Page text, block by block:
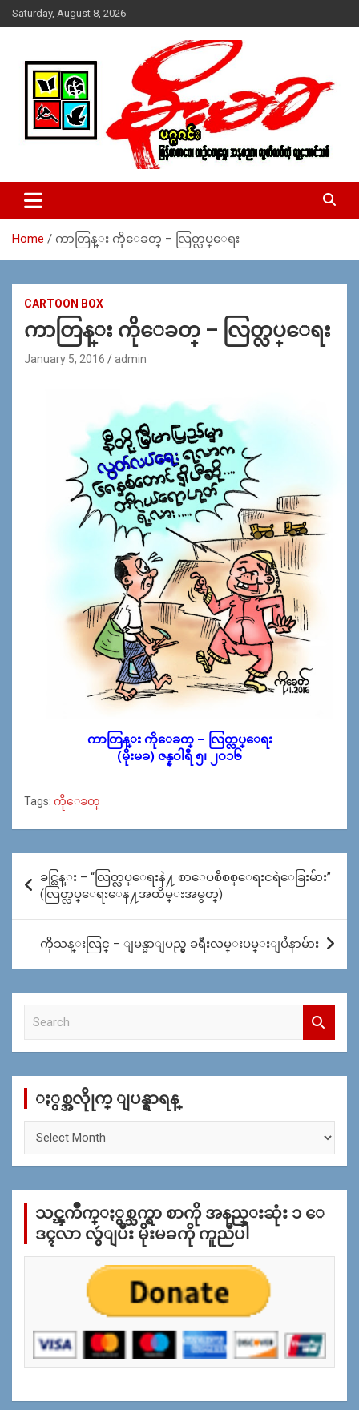
Skip
to
Saturday, August 8, 2026
MoeMaKa Burmese News &
Media
ယ္ေရး – အမွတ္ ၂၅၄၊ ပထပ္၊ လမ္း ၄၀၊ ေက်ာက္တံတား၊ ရန္ကုန္။
(ဖုုံး – ၀၉ ၂၅၂ ၂၄၉ ၀၉၄ ၊ ၀၉ ၄၂၁ ၇၄၃ ၇၅၃ ၊ ၀၉ ၅၀၄ ၁၀ ၅၈) ျ
ဇာေစ်းသစ္ ။ ၀၉ ၇၈၆၈၃၇ ၃၀၅ / ၀၉ ၉၆၃၆၉၉၈၃၄
Home ကာတြန္း ကိုေခတ္ – လြတ္လပ္ေရး
CARTOON BOX
ကာတြန္း ကိုေခတ္ – လြတ္လပ္ေရး
January 5, 2016 admin
ကာတြန္း ကိုေခတ္ – လြတ္လပ္ေရး
(မိုးမခ) ဇန္န၀ါရီ ၅၊ ၂၀၁၆
Tags: ကိုေခတ္
Post
navigation
ခင္လြန္း – “လြတ္လပ္ေရးနဲ႔ စာေပစိစစ္ေရးငရဲေခြးမ်ား”
(လြတ္လပ္ေရးေန႔အထိမ္းအမွတ္)
ကိုသန္းလြင္ – ျမန္မာျပည္မွ ခရီးလမ္းပမ္းျပႆနာမ်ား
c
ႏွစ္အလိုုက္ ျပန္ရွာရန္
က္
န္
သင္ၾကိဳက္ႏွစ္သက္ရာ စာကို အနည္းဆုံး ၁ ေ
ဒၚလာ လွဴျပီး မိုးမခကို ကူညီပါ